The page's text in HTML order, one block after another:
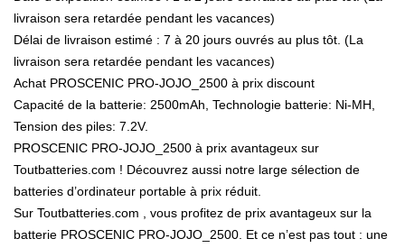
livraison sera retardée pendant les vacances)
Délai de livraison estimé : 7 à 20 jours ouvrés au plus tôt. (La
livraison sera retardée pendant les vacances)
Achat PROSCENIC PRO-JOJO_2500 à prix discount
Capacité de la batterie: 2500mAh, Technologie batterie: Ni-MH,
Tension des piles: 7.2V.
PROSCENIC PRO-JOJO_2500 à prix avantageux sur
Toutbatteries.com ! Découvrez aussi notre large sélection de
batteries d’ordinateur portable à prix réduit.
Sur Toutbatteries.com , vous profitez de prix avantageux sur la
batterie PROSCENIC PRO-JOJO_2500. Et ce n’est pas tout : une